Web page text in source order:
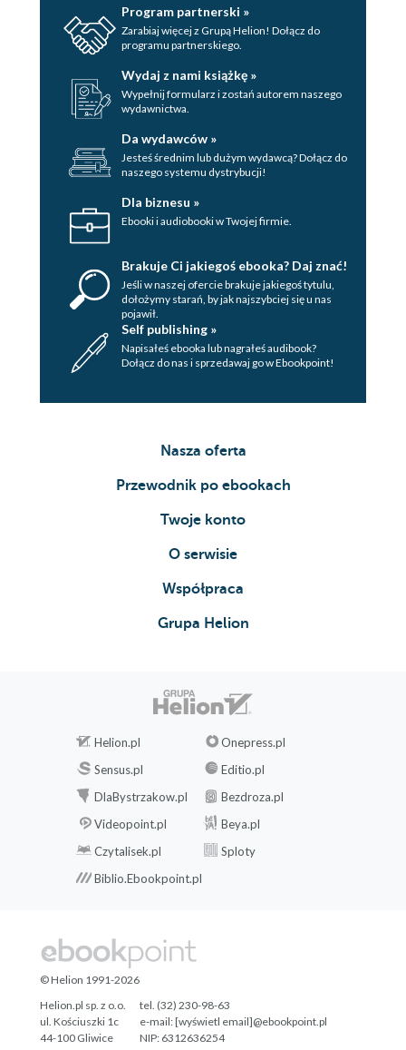
Program partnerski »
Zarabiaj więcej z Grupą Helion! Dołącz do
programu partnerskiego.
Wydaj z nami książkę »
Wypełnij formularz i zostań autorem naszego
wydawnictwa.
Da wydawców »
Jesteś średnim lub dużym wydawcą? Dołącz do
naszego systemu dystrybucji!
Dla biznesu »
Ebooki i audiobooki w Twojej firmie.
Brakuje Ci jakiegoś ebooka? Daj znać!
Jeśli w naszej ofercie brakuje jakiegoś tytulu,
dołożymy starań, by jak najszybciej się u nas
pojawił.
Self publishing »
Napisałeś ebooka lub nagrałeś audibook?
Dołącz do nas i sprzedawaj go w Ebookpoint!
Nasza oferta
Przewodnik po ebookach
Twoje konto
O serwisie
Współpraca
Grupa Helion
Helion.pl
Onepress.pl
Sensus.pl
Editio.pl
DlaBystrzakow.pl
Bezdroza.pl
Videopoint.pl
Beya.pl
Czytalisek.pl
Sploty
Biblio.Ebookpoint.pl
© Helion 1991-2026
Helion.pl sp. z o.o.
ul. Kościuszki 1c
44-100 Gliwice
tel. (32) 230-98-63
e-mail:[wyświetl email]@ebookpoint.pl
NIP: 6312636254